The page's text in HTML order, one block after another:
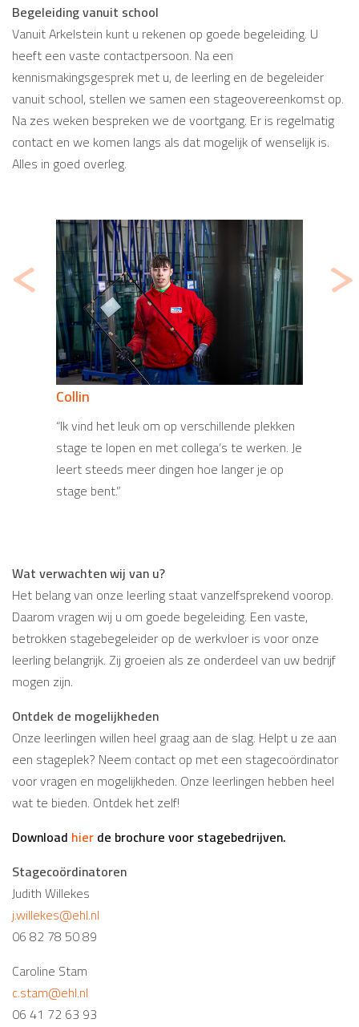
Begeleiding vanuit school
Vanuit Arkelstein kunt u rekenen op goede begeleiding. U
heeft een vaste contactpersoon. Na een
kennismakingsgesprek met u, de leerling en de begeleider
vanuit school, stellen we samen een stageovereenkomst op.
Na zes weken bespreken we de voortgang. Er is regelmatig
contact en we komen langs als dat mogelijk of wenselijk is.
Alles in goed overleg.
Collin
“Ik vind het leuk om op verschillende plekken
stage te lopen en met collega’s te werken. Je
leert steeds meer dingen hoe langer je op
stage bent.”
Mateusz
“Op stage leer ik samenwerken met anderen
en werken onder tijdsdruk. Wat ik leer op
school tijdens de cursus ‘werken in de
groothuishouding’, kan ik nu in de praktijk goed
<
Vorige >
Wat verwachten wij van u?
Het belang van onze leerling staat vanzelfsprekend voorop.
Daarom vragen wij u om goede begeleiding. Een vaste,
betrokken stagebegeleider op de werkvloer is voor onze
leerling belangrijk. Zij groeien als ze onderdeel van uw bedrijf
Ontdek de mogelijkheden
Onze leerlingen willen heel graag aan de slag. Helpt u ze aan
een stageplek? Neem contact op met een stagecoördinator
voor vragen en mogelijkheden. Onze leerlingen hebben heel
Stagecoördinatoren
Judith Willekes
j.willekes@ehl.nl
Caroline Stam
c.stam@ehl.nl